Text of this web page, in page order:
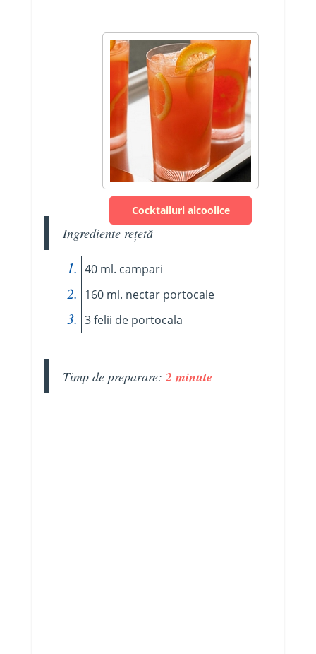
Cocktailuri alcoolice
Ingrediente rețetă
40 ml. campari
160 ml. nectar portocale
3 felii de portocala
Timp de preparare:2 minute